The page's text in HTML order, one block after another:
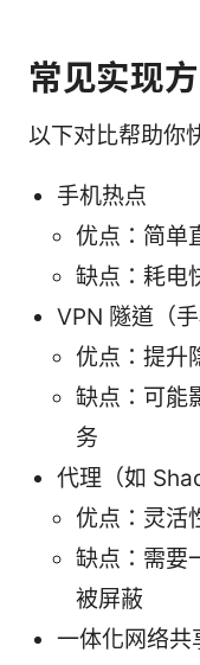
常见实现
以下对比帮助你
手机热点
优点：简单
缺点：耗电
VPN 隧道（
优点：提升
缺点：可能
务
代理（如
优点：灵活
缺点：需要
被屏蔽
一体化网络共